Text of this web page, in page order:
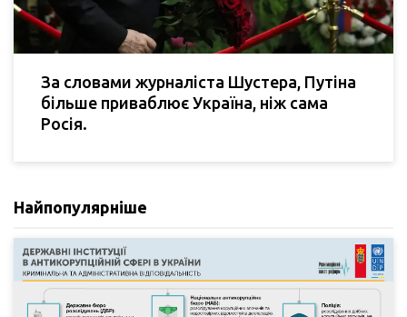
За словами журналіста Шустера, Путіна
більше приваблює Україна, ніж сама
Росія.
Найпопулярніше